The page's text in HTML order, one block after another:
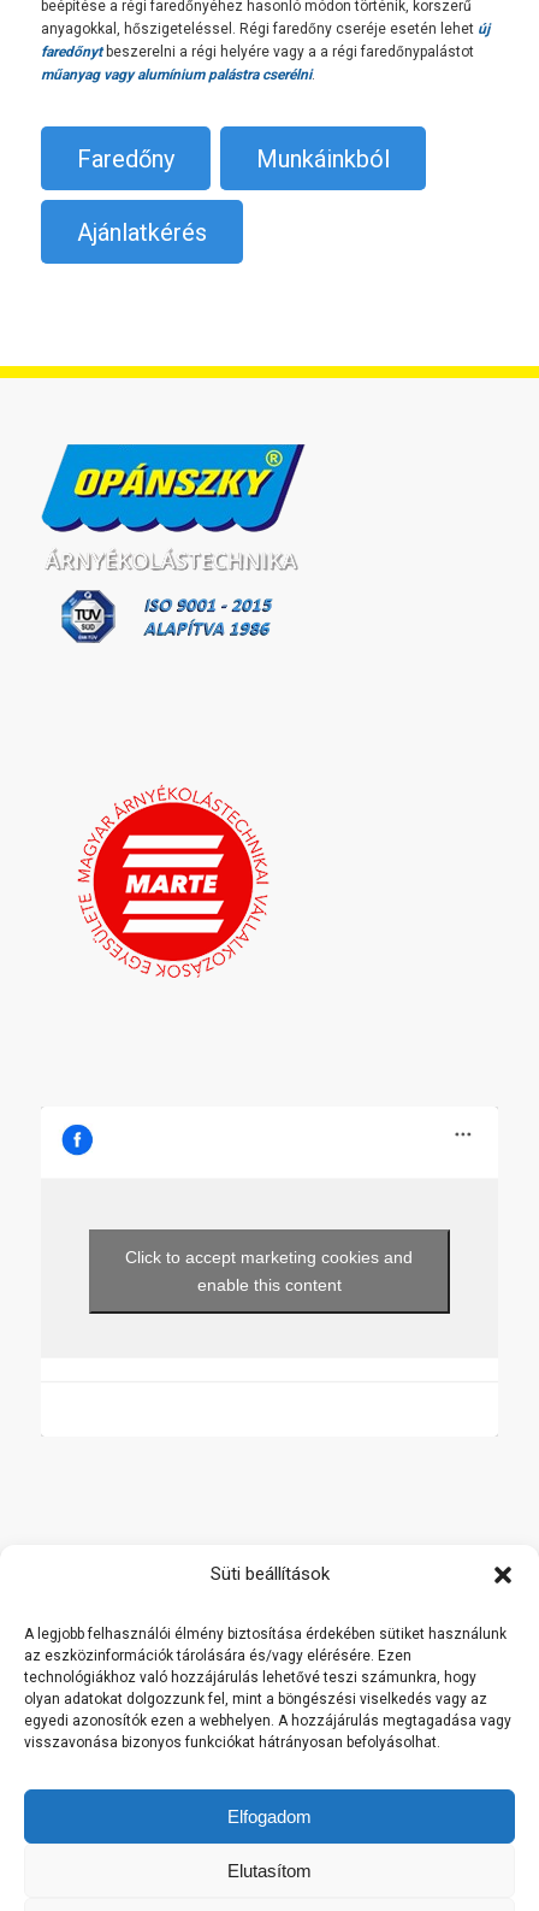
Süti beállítások
A legjobb felhasználói élmény biztosítása érdekében sütiket használunk
az eszközinformációk tárolására és/vagy elérésére. Ezen
technológiákhoz való hozzájárulás lehetővé teszi számunkra, hogy
olyan adatokat dolgozzunk fel, mint a böngészési viselkedés vagy az
egyedi azonosítók ezen a webhelyen. A hozzájárulás megtagadása vagy
visszavonása bizonyos funkciókat hátrányosan befolyásolhat.
Elfogadom
Elutasítom
beépítése a régi faredőnyéhez hasonló módon történik, korszerű
anyagokkal, hőszigeteléssel. Régi faredőny cseréje esetén lehet új
faredőnytbeszerelni a régi helyére vagy a a régi faredőnypalástot
műanyag vagy alumínium palástra cserélni.
Faredőny Munkáinkból
Ajánlatkérés
Click to accept marketing cookies and
enable this content
Rólunk
Referenciák
Kapcsolat
Viszonteladóknak
Cookie Policy
other important news. It also got a modal window now! Click